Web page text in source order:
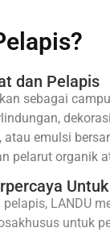
dan Pelapis
sebagai
emulsi
pelarut organik
LANDU
khusus untuk